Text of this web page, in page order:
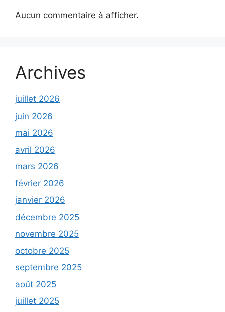
Aucun commentaire à afficher.
Archives
juillet 2026
juin 2026
mai 2026
avril 2026
mars 2026
février 2026
janvier 2026
décembre 2025
novembre 2025
octobre 2025
septembre 2025
août 2025
juillet 2025